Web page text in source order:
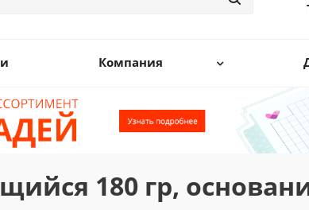
Компания
180 гр,